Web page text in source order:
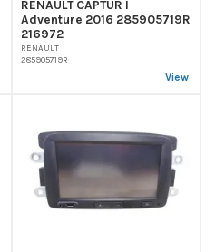
RENAULT CAPTUR I
Adventure 2016 285905719R
216972
RENAULT
285905719R
View